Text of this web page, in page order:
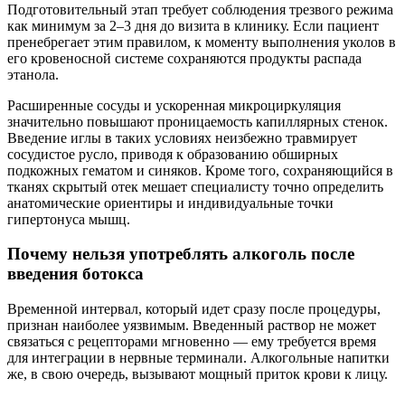
Подготовительный этап требует соблюдения трезвого режима
как минимум за 2–3 дня до визита в клинику. Если пациент
пренебрегает этим правилом, к моменту выполнения уколов в
его кровеносной системе сохраняются продукты распада
этанола.
Расширенные сосуды и ускоренная микроциркуляция
значительно повышают проницаемость капиллярных стенок.
Введение иглы в таких условиях неизбежно травмирует
сосудистое русло, приводя к образованию обширных
подкожных гематом и синяков. Кроме того, сохраняющийся в
тканях скрытый отек мешает специалисту точно определить
анатомические ориентиры и индивидуальные точки
гипертонуса мышц.
Почему нельзя употреблять алкоголь после
введения ботокса
Временной интервал, который идет сразу после процедуры,
признан наиболее уязвимым. Введенный раствор не может
связаться с рецепторами мгновенно — ему требуется время
для интеграции в нервные терминали. Алкогольные напитки
же, в свою очередь, вызывают мощный приток крови к лицу.